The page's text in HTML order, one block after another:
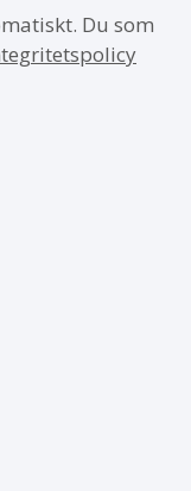
Du som